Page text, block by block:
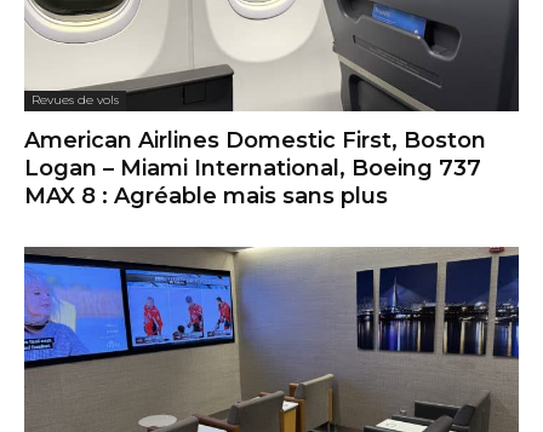
Revues de vols
American Airlines Domestic First, Boston
Logan – Miami International, Boeing 737
MAX 8 : Agréable mais sans plus